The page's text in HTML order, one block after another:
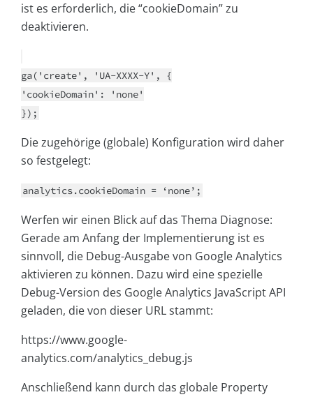
ist es erforderlich, die “cookieDomain” zu
deaktivieren.
ga('create', 'UA-XXXX-Y', {
'cookieDomain': 'none'
});
Die zugehörige (globale) Konfiguration wird daher
so festgelegt:
analytics.cookieDomain = ‘none’;
Werfen wir einen Blick auf das Thema Diagnose:
Gerade am Anfang der Implementierung ist es
sinnvoll, die Debug-Ausgabe von Google Analytics
aktivieren zu können. Dazu wird eine spezielle
Debug-Version des Google Analytics JavaScript API
geladen, die von dieser URL stammt:
https://www.google-
analytics.com/analytics_debug.js
Anschließend kann durch das globale Property